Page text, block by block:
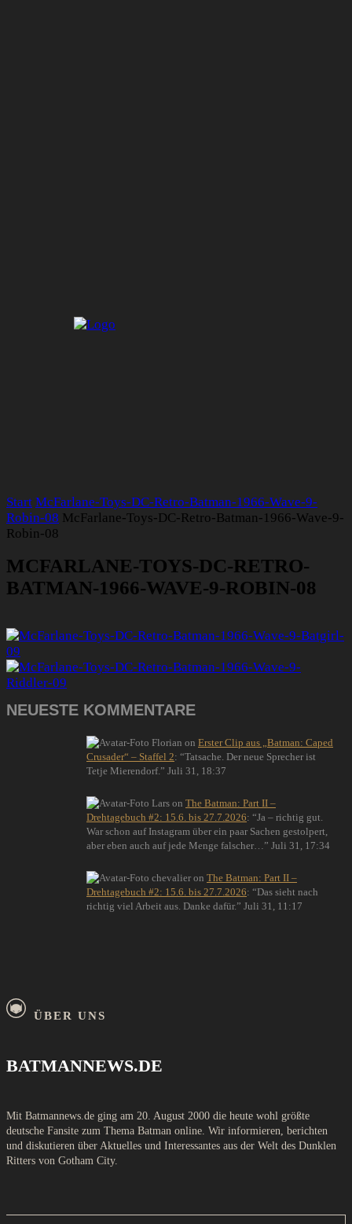
Start McFarlane-Toys-DC-Retro-Batman-1966-Wave-9-
Robin-08 McFarlane-Toys-DC-Retro-Batman-1966-Wave-9-
Robin-08
MCFARLANE-TOYS-DC-RETRO-
BATMAN-1966-WAVE-9-ROBIN-08
NEUESTE KOMMENTARE
Florian on Erster Clip aus „Batman: Caped
Crusader“ – Staffel 2: “Tatsache. Der neue Sprecher ist
Tetje Mierendorf. ” Juli 31, 18:37
Lars on The Batman: Part II –
Drehtagebuch #2: 15.6. bis 27.7.2026: “Ja – richtig gut.
War schon auf Instagram über ein paar Sachen gestolpert,
aber eben auch auf jede Menge falscher… ” Juli 31, 17:34
chevalier on The Batman: Part II –
Drehtagebuch #2: 15.6. bis 27.7.2026: “Das sieht nach
richtig viel Arbeit aus. Danke dafür. ” Juli 31, 11:17
ÜBER UNS
BATMANNEWS.DE
Mit Batmannews.de ging am 20. August 2000 die heute wohl größte
deutsche Fansite zum Thema Batman online. Wir informieren, berichten
und diskutieren über Aktuelles und Interessantes aus der Welt des Dunklen
Ritters von Gotham City.